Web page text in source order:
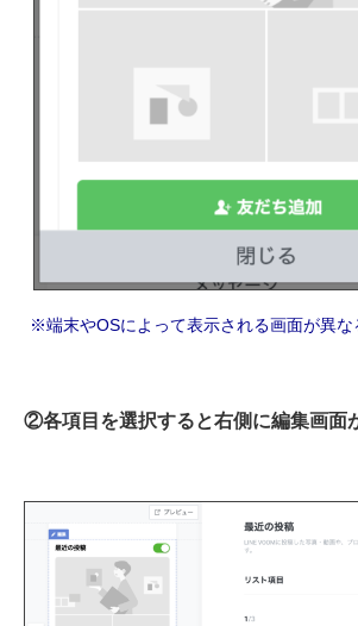
※端末やOSによって表示される画面が異な
②各項目を選択すると右側に編集画面